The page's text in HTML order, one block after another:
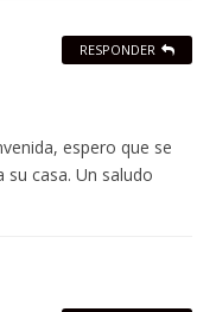
espero que se
casa. Un saludo
RESPONDER